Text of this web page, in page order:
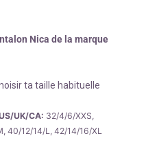
Nica de la marque
ta taille habituelle
UK/CA: 32/4/6/XXS,
40/12/14/L, 42/14/16/XL